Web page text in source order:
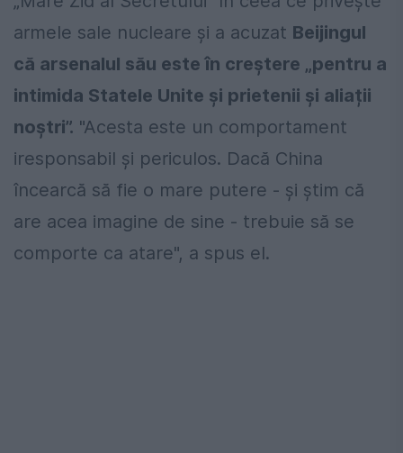
armele sale nucleare și a acuzat Beijingul
că arsenalul său este în creștere „pentru a
intimida Statele Unite și prietenii și aliații
noștri”. "Acesta este un comportament
iresponsabil şi periculos. Dacă China
încearcă să fie o mare putere - și știm că
are acea imagine de sine - trebuie să se
comporte ca atare", a spus el.